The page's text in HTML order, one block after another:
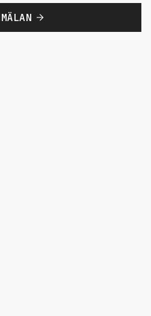
Vi ses i spåret!